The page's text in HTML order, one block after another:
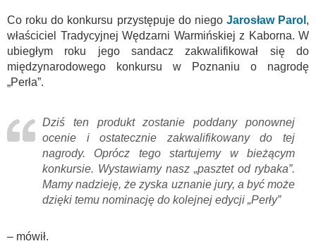
Co roku do konkursu przystępuje do niego Jarosław Parol ,
właściciel Tradycyjnej Wędzarni Warmińskiej z Kaborna. W
ubiegłym roku jego sandacz zakwalifikował się do
międzynarodowego konkursu w Poznaniu o nagrodę
„Perła”.
Dziś ten produkt zostanie poddany ponownej
ocenie i ostatecznie zakwalifikowany do tej
nagrody. Oprócz tego startujemy w bieżącym
konkursie. Wystawiamy nasz „pasztet od rybaka”.
Mamy nadzieję, że zyska uznanie jury, a być może
dzięki temu nominację do kolejnej edycji „Perły”
– mówił.